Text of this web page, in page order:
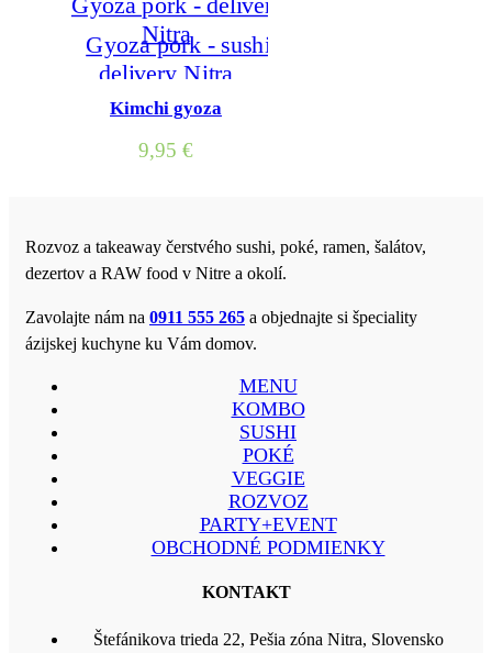
Kimchi gyoza
9,95 €
Rozvoz a takeaway čerstvého sushi, poké, ramen, šalátov,
dezertov a RAW food v Nitre a okolí.
Zavolajte nám na 0911 555 265 a objednajte si špeciality
ázijskej kuchyne ku Vám domov.
MENU
KOMBO
SUSHI
POKÉ
VEGGIE
ROZVOZ
PARTY+EVENT
OBCHODNÉ PODMIENKY
KONTAKT
Štefánikova trieda 22, Pešia zóna Nitra, Slovensko